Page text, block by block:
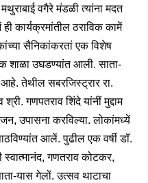
वगैरे मंडळी त्यांना मदत
कार्यक्रमांतील ठराविक कामें
सैनिकांकरतां एक विशेष
शाळा उघडण्यांत आली. साता-
तेथील सबरजिस्ट्रार रा.
गणपतराव शिंदे यांनीं मुद्दाम
उपासना करविल्या. लोकांमध्यें
आलें. पुढील एक वर्षी डॉ.
गणतराव कोटकर,
यास गेलों. उत्सव थाटाचा